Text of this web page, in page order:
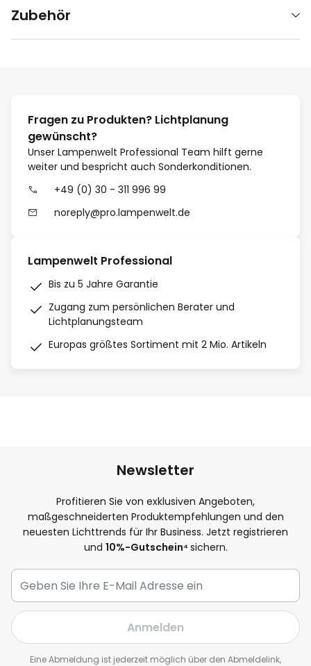
Zubehör
Fragen zu Produkten? Lichtplanung
gewünscht?
Unser Lampenwelt Professional Team hilft gerne
weiter und bespricht auch Sonderkonditionen.
+49 (0) 30 - 311 996 99
noreply@pro.lampenwelt.de
Lampenwelt Professional
Bis zu 5 Jahre Garantie
Zugang zum persönlichen Berater und
Lichtplanungsteam
Europas größtes Sortiment mit 2 Mio. Artikeln
Newsletter
Profitieren Sie von exklusiven Angeboten,
maßgeschneiderten Produktempfehlungen und den
neuesten Lichttrends für Ihr Business. Jetzt registrieren
und 10%-Gutschein⁴ sichern.
Anmelden
Eine Abmeldung ist jederzeit möglich über den Abmeldelink,